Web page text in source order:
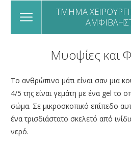
ΤΜΗΜΑ ΚΑΤΑΡΡΑΚΤΗ
ΠΑΙΔΟΟΦΘΑΛΜΟΛΟΓΙΑΣ &
ΤΜΗΜΑ ΓΛΑΥΚΩΜΑΤΟΣ
ΤΜΗΜΑ ΡΙΝΟΔΑΚΡΥΪΚΟΥ ΣΥΣΤΗΜΑΤΟΣ
ΤΜΗΜΑ ΧΕΙΡΟΥΡΓΙΚΗΣ ΥΑΛΟΕΙΔΟΥΣ –
ΑΜΦΙΒΛΗΣΤΡΟΕΙΔΟΥΣ
ΤΜΗΜΑ ΚΕΡΑΤΟΕΙΔΟΥΣ &
ΤΜΗΜΑ
Μυοψίες και
Το ανθρώπινο μάτι είναι σαν μια
4/5 της είναι γεμάτη με ένα gel το
σώμα. Σε μικροσκοπικό επίπεδο
ένα τρισδιάστατο σκελετό από
νερό.